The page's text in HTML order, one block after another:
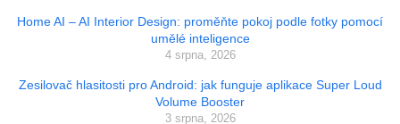
Home AI – AI Interior Design: proměňte pokoj podle fotky pomocí
umělé inteligence
4 srpna, 2026
Zesilovač hlasitosti pro Android: jak funguje aplikace Super Loud
Volume Booster
3 srpna, 2026